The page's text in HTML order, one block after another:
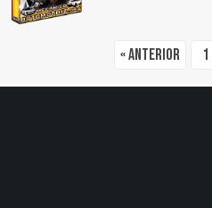
« Anterior 1